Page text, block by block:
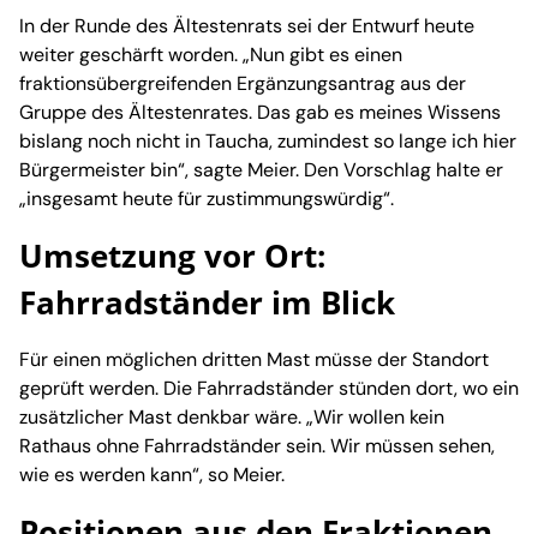
In der Runde des Ältestenrats sei der Entwurf heute
weiter geschärft worden. „Nun gibt es einen
fraktionsübergreifenden Ergänzungsantrag aus der
Gruppe des Ältestenrates. Das gab es meines Wissens
bislang noch nicht in Taucha, zumindest so lange ich hier
Bürgermeister bin“, sagte Meier. Den Vorschlag halte er
„insgesamt heute für zustimmungswürdig“.
Umsetzung vor Ort:
Fahrradständer im Blick
Für einen möglichen dritten Mast müsse der Standort
geprüft werden. Die Fahrradständer stünden dort, wo ein
zusätzlicher Mast denkbar wäre. „Wir wollen kein
Rathaus ohne Fahrradständer sein. Wir müssen sehen,
wie es werden kann“, so Meier.